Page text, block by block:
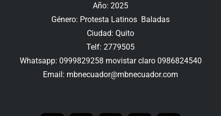
Año: 2025
Género: Protesta Latinos Baladas
Ciudad: Quito
Telf: 2779505
Whatsapp: 0999829258 movistar claro 0986824540
Email: mbnecuador@mbnecuador.com